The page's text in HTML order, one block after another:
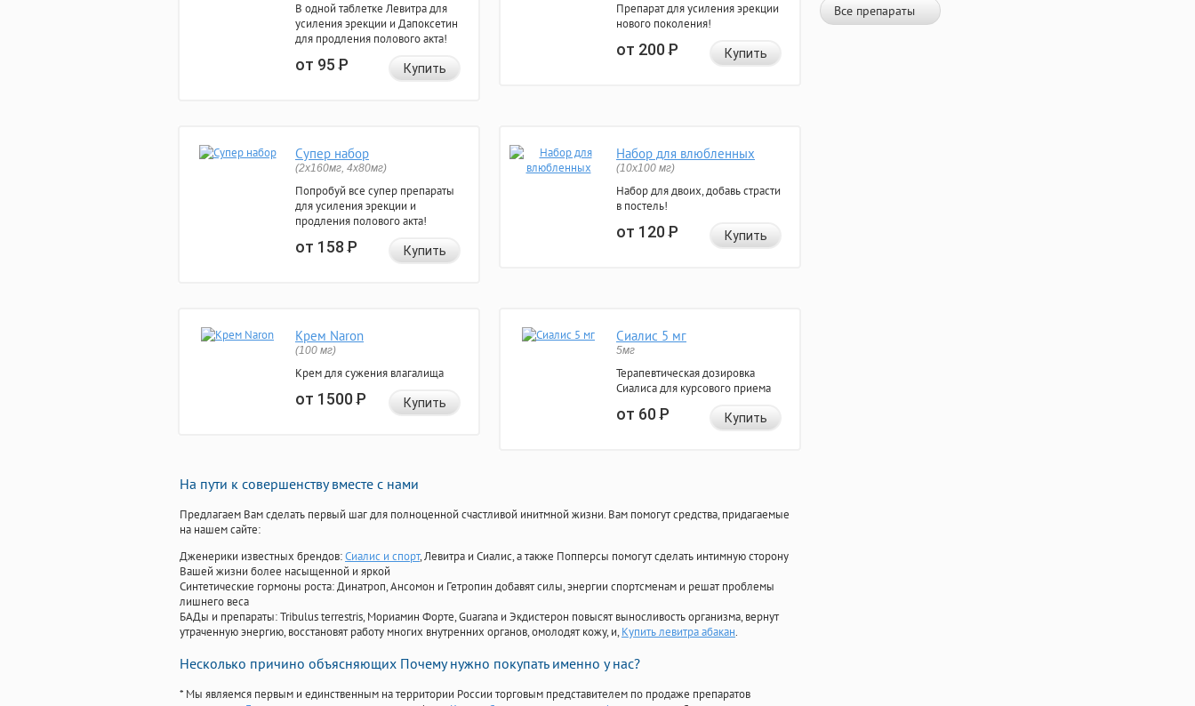
В одной таблетке Левитра для
усиления эрекции и Дапоксетин
для продления полового акта!
от 95Р Купить
Препарат для усиления эрекции
нового поколения!
от 200Р Купить
Супер набор
(2х160мг, 4х80мг)
Попробуй все супер препараты
для усиления эрекции и
продления полового акта!
от 158Р Купить
Набор для влюбленных
(10х100 мг)
Набор для двоих, добавь страсти
в постель!
от 120Р Купить
Крем Naron
(100 мг)
Крем для сужения влагалища
от 1500Р Купить
Сиалис 5 мг
5мг
Терапевтическая дозировка
Сиалиса для курсового приема
от 60Р Купить
На пути к совершенству вместе с нами
Предлагаем Вам сделать первый шаг для полноценной счастливой инитмной жизни. Вам помогут средства, придагаемые
на нашем сайте:
Дженерики известных брендов:Сиалис и спорт, Левитра и Сиалис, а также Попперсы помогут сделать интимную сторону
Вашей жизни более насыщенной и яркой
Синтетические гормоны роста: Динатроп, Ансомон и Гетропин добавят силы, энергии спортсменам и решат проблемы
лишнего веса
БАДы и препараты:Tribulus terrestris, Мориамин Форте, Guarana и Экдистерон повысят выносливость организма, вернут
утраченную энергию, восстановят работу многих внутренних органов, омолодят кожу, и, Купить левитра абакан.
Несколько причино объясняющих Почему нужно покупать именно у нас?
* Мы являемся первым и единственным на территории России торговым представителем по продаже препаратов
Все препараты